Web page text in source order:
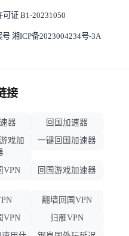
证 B1-20231050
湘ICP备2023004234号-3A
接
器
回国加速器
戏加
一键回国加速器
VPN 回国游戏加速器
翻墙回国VPN
VPN
归雁VPN